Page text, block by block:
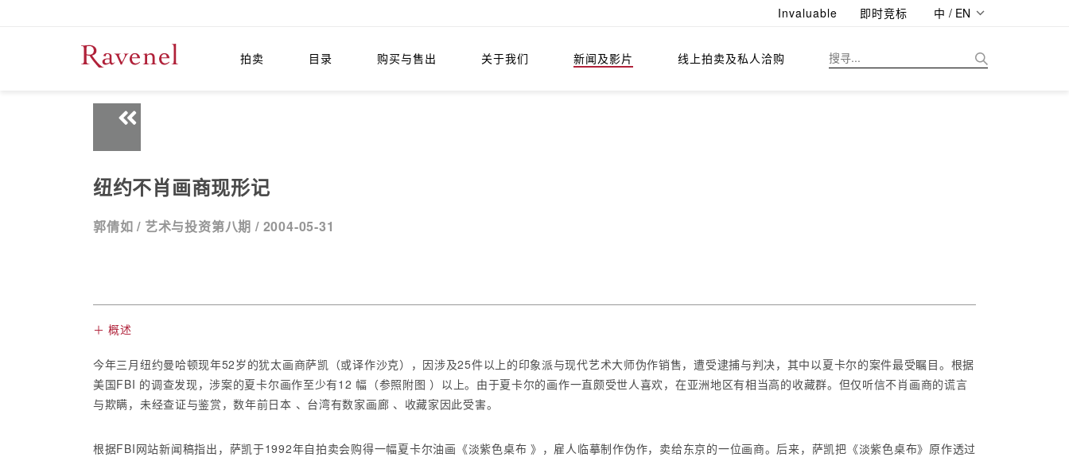
Invaluable 即时竞标 中 / EN
拍卖 目录 购买与售出 关于我们 新闻及影片 线上拍卖及私人洽购
纽约不肖画商现形记
郭倩如 / 艺术与投资第八期 / 2004-05-31
＋ 概述
今年三月纽约曼哈顿现年52岁的犹太画商萨凯（或译作沙克），因涉及25件以上的印象派与现代艺术大师伪作销售，遭受逮捕与判决，其中以夏卡尔的案件最受瞩目。根据
美国FBI 的调查发现，涉案的夏卡尔画作至少有12 幅（参照附图 ）以上。由于夏卡尔的画作一直颇受世人喜欢，在亚洲地区有相当高的收藏群。但仅听信不肖画商的谎言
与欺瞒，未经查证与鉴赏，数年前日本 、台湾有数家画廊 、收藏家因此受害。
根据FBI网站新闻稿指出，萨凯于1992年自拍卖会购得一幅夏卡尔油画《淡紫色桌布 》，雇人临摹制作伪作，卖给东京的一位画商。后来，萨凯把《淡紫色桌布》原作透过